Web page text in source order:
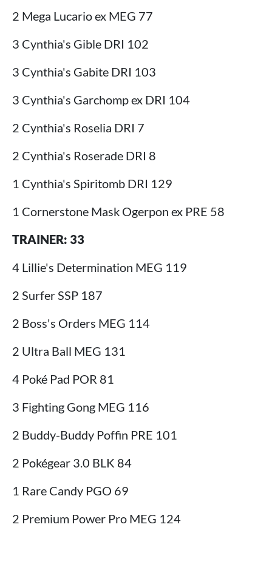
2 Mega Lucario ex MEG 77
3 Cynthia's Gible DRI 102
3 Cynthia's Gabite DRI 103
3 Cynthia's Garchomp ex DRI 104
2 Cynthia's Roselia DRI 7
2 Cynthia's Roserade DRI 8
1 Cynthia's Spiritomb DRI 129
1 Cornerstone Mask Ogerpon ex PRE 58
TRAINER: 33
4 Lillie's Determination MEG 119
2 Surfer SSP 187
2 Boss's Orders MEG 114
2 Ultra Ball MEG 131
4 Poké Pad POR 81
3 Fighting Gong MEG 116
2 Buddy-Buddy Poffin PRE 101
2 Pokégear 3.0 BLK 84
1 Rare Candy PGO 69
2 Premium Power Pro MEG 124